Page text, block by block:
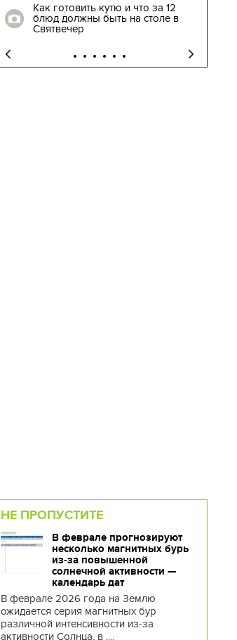
Как готовить кутю и что за 12
блюд должны быть на столе в
Святвечер
НЕ ПРОПУСТИТЕ
В феврале прогнозируют
несколько магнитных бурь
из-за повышенной
солнечной активности —
календарь дат
В феврале 2026 года на Землю
ожидается серия магнитных бур
различной интенсивности из-за
активности Солнца, в ....